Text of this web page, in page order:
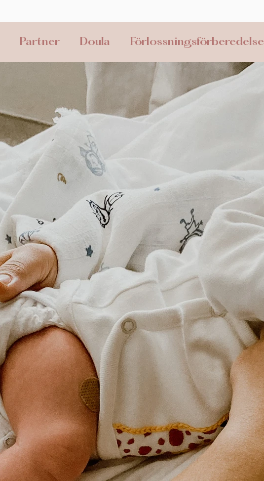
Partner Doula Förlossningsförberedelse
Förlossning Smärtlindring
Föräldraskap Profylaxkurs